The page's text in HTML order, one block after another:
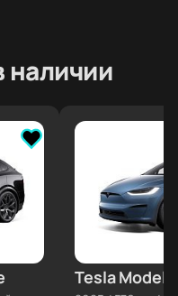
наличии
Tesla Model
≈ €164 878